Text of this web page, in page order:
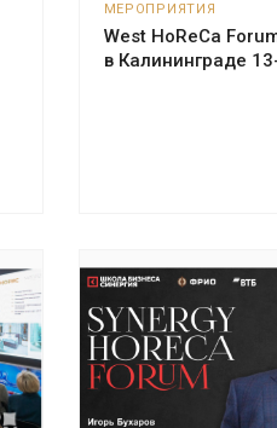
МЕРОПРИЯТИЯ
West HoReCa
в Калининграде